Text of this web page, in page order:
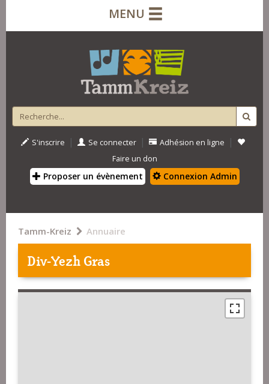
MENU
S'inscrire | Se connecter | Adhésion en ligne |
Faire un don
Proposer un évènement Connexion Admin
Tamm-Kreiz Annuaire
Div-Yezh Gras